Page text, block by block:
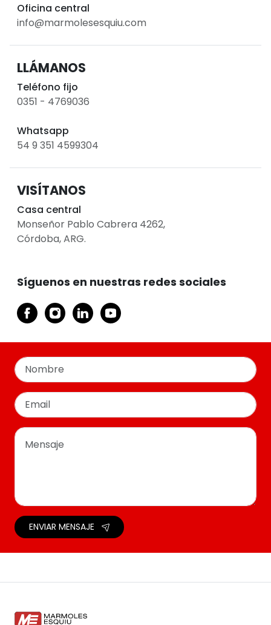
Oficina central
info@marmolesesquiu.com
LLÁMANOS
Teléfono fijo
0351 - 4769036
Whatsapp
54 9 351 4599304
VISÍTANOS
Casa central
Monseñor Pablo Cabrera 4262,
Córdoba, ARG.
Síguenos en nuestras redes sociales
ENVIAR MENSAJE